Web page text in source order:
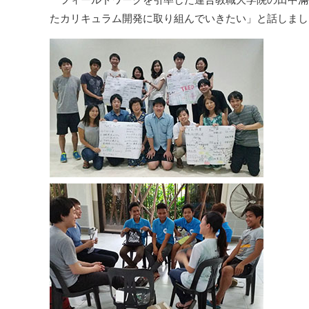
たカリキュラム開発に取り組んでいきたい」と話しま